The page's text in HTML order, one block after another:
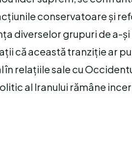
conservatoare și
diverselor grupuri de a-
că această tranziție ar
relațiile sale cu
al Iranului rămâne